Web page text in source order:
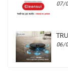
07/
06/